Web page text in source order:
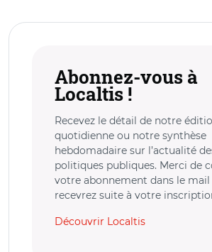
Abonnez-vous à
Localtis !
Recevez le détail de notre
quotidienne ou notre synthèse
hebdomadaire sur l’actualité
politiques publiques. Merci de
votre abonnement dans le mail
recevrez suite à votre
Découvrir Localtis